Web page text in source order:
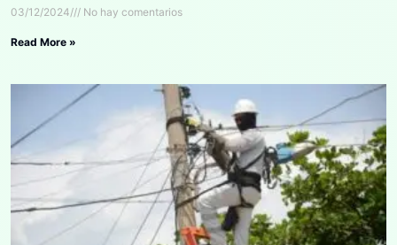
03/12/2024 No hay comentarios
Read More »